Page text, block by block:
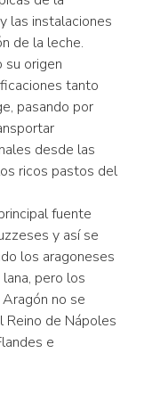
las instalaciones
de la leche.
su origen
tanto
pasando por
desde las
ricos pastos del
fuente
y así se
los aragoneses
pero los
no se
Reino de Nápoles
e